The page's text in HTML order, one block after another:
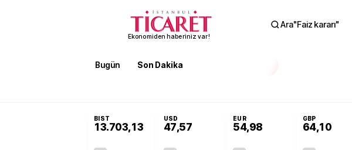
Ekonomiden haberiniz var!
Ara"Faiz kararı"
Bugün Son Dakika
BIST
13.703,13
USD
47,57
EUR
54,98
GBP
64,10